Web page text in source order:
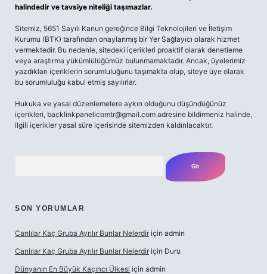
halindedir ve tavsiye niteliği taşımazlar.
Sitemiz, 5651 Sayılı Kanun gereğince Bilgi Teknolojileri ve İletişim
Kurumu (BTK) tarafından onaylanmış bir Yer Sağlayıcı olarak hizmet
vermektedir. Bu nedenle, sitedeki içerikleri proaktif olarak denetleme
veya araştırma yükümlülüğümüz bulunmamaktadır. Ancak, üyelerimiz
yazdıkları içeriklerin sorumluluğunu taşımakta olup, siteye üye olarak
bu sorumluluğu kabul etmiş sayılırlar.
Hukuka ve yasal düzenlemelere aykırı olduğunu düşündüğünüz
içerikleri, backlinkpanelicomtr@gmail.com adresine bildirmeniz halinde,
ilgili içerikler yasal süre içerisinde sitemizden kaldırılacaktır.
SON YORUMLAR
Canlılar Kaç Gruba Ayrılır Bunlar Nelerdir için admin
Canlılar Kaç Gruba Ayrılır Bunlar Nelerdir için Duru
Dünyanın En Büyük Kaçıncı Ülkesi için admin